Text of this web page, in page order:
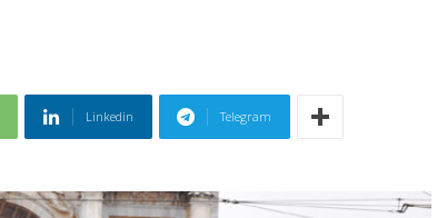
Linkedin Telegram